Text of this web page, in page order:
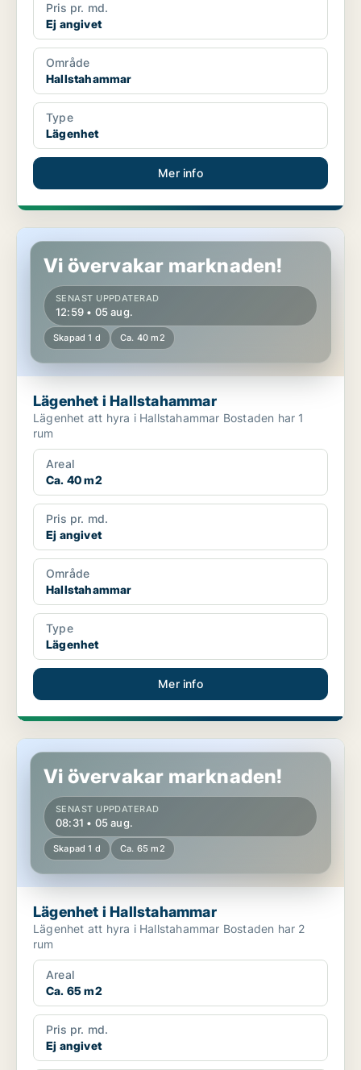
Pris pr. md.
Ej angivet
Område
Hallstahammar
Type
Lägenhet
Mer info
Lägenhet i Hallstahammar
Vi övervakar marknaden!
SENAST UPPDATERAD
12:59 • 05 aug.
Skapad 1 d Ca. 40 m2
Lägenhet i Hallstahammar
Lägenhet att hyra i Hallstahammar Bostaden har 1
rum
Areal
Ca. 40 m2
Pris pr. md.
Ej angivet
Område
Hallstahammar
Type
Lägenhet
Mer info
Lägenhet i Hallstahammar
Vi övervakar marknaden!
SENAST UPPDATERAD
08:31 • 05 aug.
Skapad 1 d Ca. 65 m2
Lägenhet i Hallstahammar
Lägenhet att hyra i Hallstahammar Bostaden har 2
rum
Areal
Ca. 65 m2
Pris pr. md.
Ej angivet